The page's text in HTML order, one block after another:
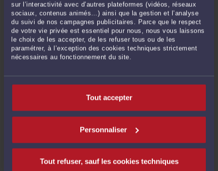
sur l’interactivité avec d’autres plateformes (vidéos, réseaux
sociaux, contenus animés…) ainsi que la gestion et l’analyse
du suivi de nos campagnes publicitaires. Parce que le respect
de votre vie privée est essentiel pour nous, nous vous laissons
le choix de les accepter, de les refuser tous ou de les
paramétrer, à l’exception des cookies techniques strictement
nécessaires au fonctionnement du site.
Tout accepter
Personnaliser
Tout refuser, sauf les cookies techniques
ACCIDENT DE LA ROUTE - VICTIME - INDEMNISATION - POINT DE
DÉPART DES INTÉRÊTS MORATOIRES
le 26/02/2025
Par cette décision rendue le 13 février 2025 par la 2e chambre civile de la Cour
de manière discrétionnaire le point de départ des intérêts moratoires à compter
de leur décision sans prendre le soin de ...Lire la suite >